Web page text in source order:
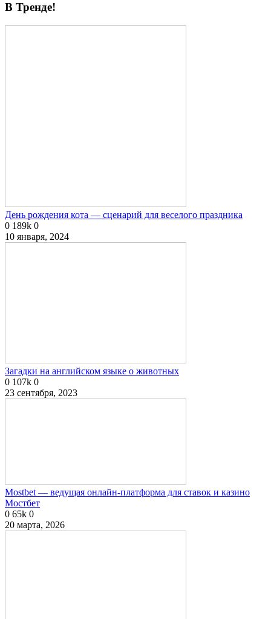
В Тренде!
День рождения кота — сценарий для веселого праздника
0 189k 0
10 января, 2024
Загадки на английском языке о животных
0 107k 0
23 сентября, 2023
Mostbet — ведущая онлайн-платформа для ставок и казино
Мостбет
0 65k 0
20 марта, 2026